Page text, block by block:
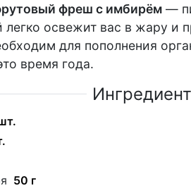
фреш с имбирём —
освежит вас в жару и
для пополнения
время года.
50 г